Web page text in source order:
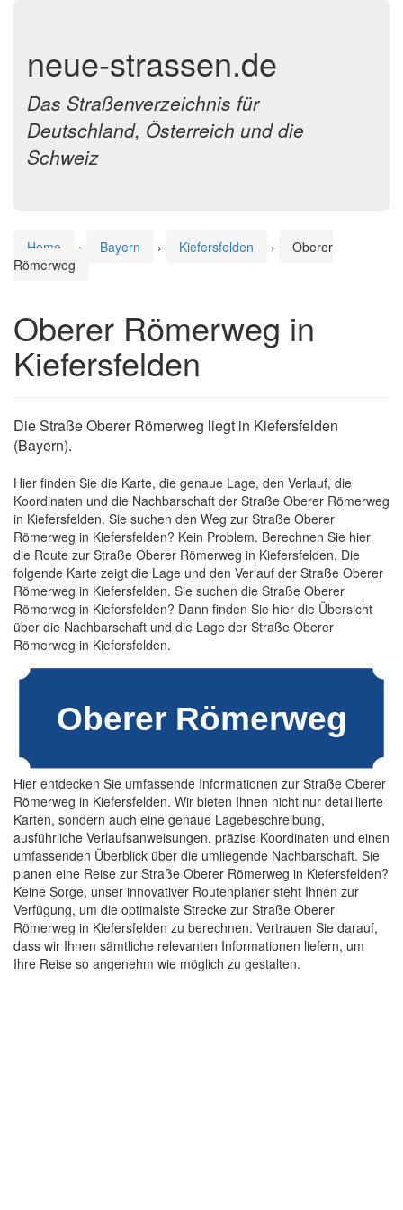
neue-strassen.de
Das Straßenverzeichnis für
Deutschland, Österreich und die
Schweiz
Home › Bayern › Kiefersfelden ›
Oberer
Römerweg
Oberer Römerweg in
Kiefersfelden
Die Straße Oberer Römerweg liegt in Kiefersfelden
(Bayern).
Hier finden Sie die Karte, die genaue Lage, den Verlauf, die
Koordinaten und die Nachbarschaft der Straße Oberer Römerweg
in Kiefersfelden. Sie suchen den Weg zur Straße Oberer
Römerweg in Kiefersfelden? Kein Problem. Berechnen Sie hier
die Route zur Straße Oberer Römerweg in Kiefersfelden. Die
folgende Karte zeigt die Lage und den Verlauf der Straße Oberer
Römerweg in Kiefersfelden. Sie suchen die Straße Oberer
Römerweg in Kiefersfelden? Dann finden Sie hier die Übersicht
über die Nachbarschaft und die Lage der Straße Oberer
Römerweg in Kiefersfelden.
Hier entdecken Sie umfassende Informationen zur Straße Oberer
Römerweg in Kiefersfelden. Wir bieten Ihnen nicht nur detaillierte
Karten, sondern auch eine genaue Lagebeschreibung,
ausführliche Verlaufsanweisungen, präzise Koordinaten und einen
umfassenden Überblick über die umliegende Nachbarschaft. Sie
planen eine Reise zur Straße Oberer Römerweg in Kiefersfelden?
Keine Sorge, unser innovativer Routenplaner steht Ihnen zur
Verfügung, um die optimalste Strecke zur Straße Oberer
Römerweg in Kiefersfelden zu berechnen. Vertrauen Sie darauf,
dass wir Ihnen sämtliche relevanten Informationen liefern, um
Ihre Reise so angenehm wie möglich zu gestalten.